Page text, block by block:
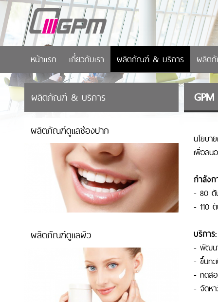
หน้าแรก เกี่ยวกับเรา ผลิตภัณฑ์ & บริการ ผลิต
ผลิตภัณฑ์ & บริการ
ผลิตภัณฑ์ดูแลช่องปาก
ผลิตภัณฑ์ดูแลผิว
GPM
นโยบา
เพื่อสน
กำลัง
- 80 ตั
- 110
บริการ:
- พัฒน
- ขึ้นท
- ทดส
- จัดหา